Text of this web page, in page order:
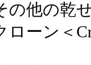
他の乾
ーン＜